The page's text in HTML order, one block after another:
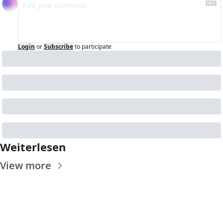
Login orSubscribeto participate
Weiterlesen
View more